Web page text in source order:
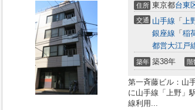
住所 東京都台東
交通 山手線 「 上
銀座線 「 稲
都営大江戸
築年 築38年 階
第一斉藤ビル：山
に山手線「上野」
線利用...